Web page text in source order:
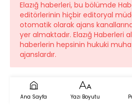
Elazığ haberleri, bu bölümde
editörlerinin hiçbir editoryal
otomatik olarak ajans
yer almaktadır. Elazığ Haberleri
haberlerin hepsinin hukuki
ajanslardır.
Ana Sayfa Yazı Boyutu